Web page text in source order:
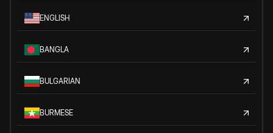
ENGLISH
BANGLA
BULGARIAN
BURMESE